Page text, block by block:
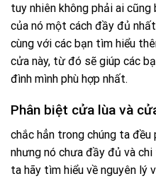
tuy nhiên không phải ai
của nó một cách đầy đủ
cùng với các bạn tìm hiểu
cửa này, từ đó sẽ giúp các
đình mình phù hợp nhất.
Phân biệt cửa lùa và
chắc hẳn trong chúng ta
nhưng nó chưa đầy đủ và
ta hãy tìm hiểu về nguyên lý